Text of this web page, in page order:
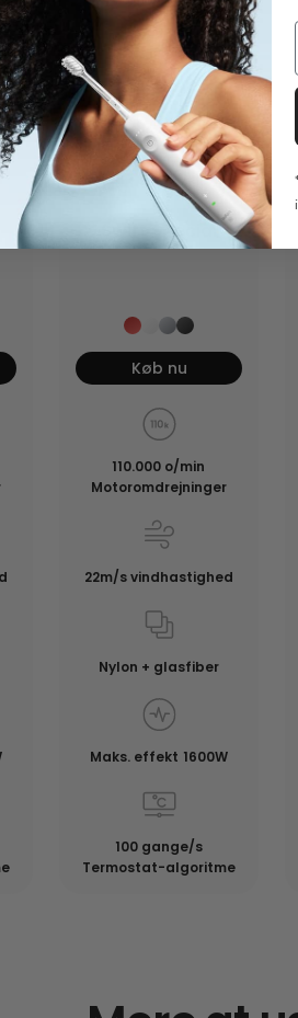
Swift Special
Køb nu
110.000 o/min
Motoromdrejninger
22m/s vindhastighed
Nylon + glasfiber
Maks. effekt 1600W
100 gange/s
Termostat-algoritme